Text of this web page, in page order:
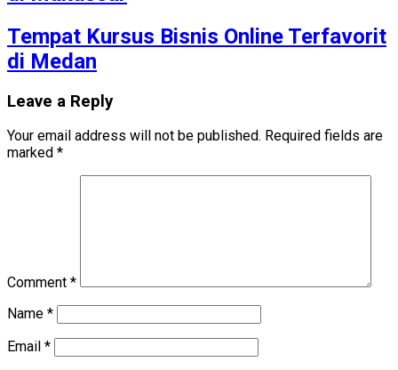
Tempat Kursus Bisnis Online Terfavorit
di Medan
Leave a Reply
Your email address will not be published. Required fields are
marked *
Comment *
Name *
Email *